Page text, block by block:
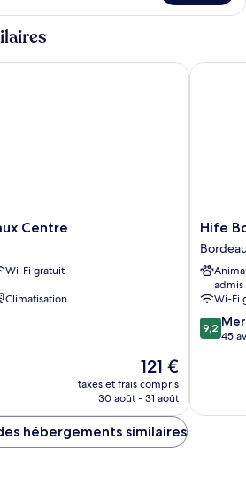
Centre
Wi-Fi gratuit
Climatisation
Le
nouveau
prix
de
121 €
taxes et frais compris
30 août - 31 août
Hife
Lac
Hife
admis
Wi-Fi
9.2
sur
9,2
45
Hife
hébergements similaires